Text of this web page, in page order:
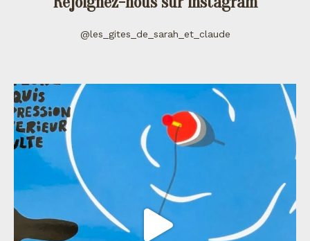
@les_gites_de_sarah_et_claude
les_gites_de_sarah_et_claude